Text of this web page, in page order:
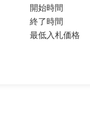
開始時間
終了時間
最低入札価格